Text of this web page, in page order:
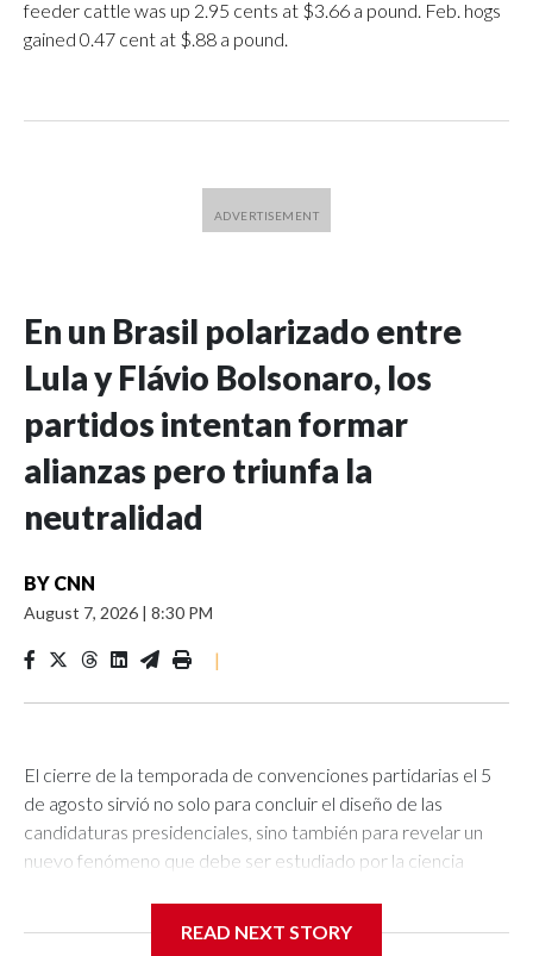
feeder cattle was up 2.95 cents at $3.66 a pound. Feb. hogs
gained 0.47 cent at $.88 a pound.
En un Brasil polarizado entre
Lula y Flávio Bolsonaro, los
partidos intentan formar
alianzas pero triunfa la
neutralidad
BY CNN
August 7, 2026 | 8:30 PM
|
El cierre de la temporada de convenciones partidarias el 5
de agosto sirvió no solo para concluir el diseño de las
candidaturas presidenciales, sino también para revelar un
nuevo fenómeno que debe ser estudiado por la ciencia
importante como la del futuro presidente del país, ya sea
READ NEXT STORY